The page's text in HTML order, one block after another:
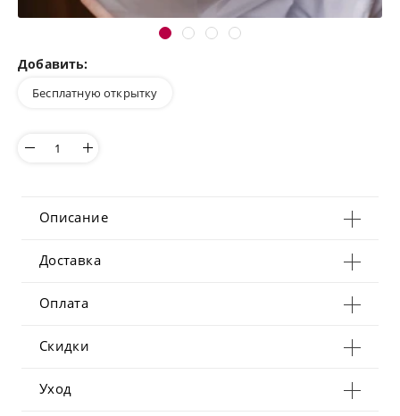
Добавить:
Бесплатную открытку
Описание
Доставка
Оплата
Скидки
Уход